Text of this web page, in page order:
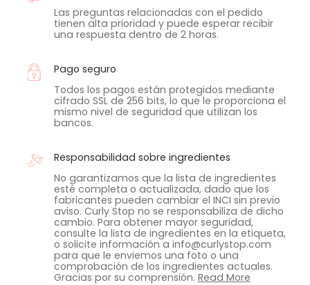
Las preguntas relacionadas con el pedido
tienen alta prioridad y puede esperar recibir
una respuesta dentro de 2 horas.
Pago seguro
Todos los pagos están protegidos mediante
cifrado SSL de 256 bits, lo que le proporciona el
mismo nivel de seguridad que utilizan los
bancos.
Responsabilidad sobre ingredientes
No garantizamos que la lista de ingredientes
esté completa o actualizada, dado que los
fabricantes pueden cambiar el INCI sin previo
aviso. Curly Stop no se responsabiliza de dicho
cambio. Para obtener mayor seguridad,
consulte la lista de ingredientes en la etiqueta,
o solicite información a info@curlystop.com
para que le enviemos una foto o una
comprobación de los ingredientes actuales.
Gracias por su comprensión. Read More